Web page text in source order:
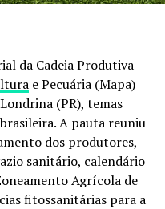
e com a natureza.
se tinha chovido, se
da lua. Isso me
um refúgio para
o tempo, passou a
possibilidade de vida
da Cadeia Produtiva
e Pecuária (Mapa)
(PR), temas
A pauta reuniu
dos produtores,
sanitário, calendário
Agrícola de
fitossanitárias para a